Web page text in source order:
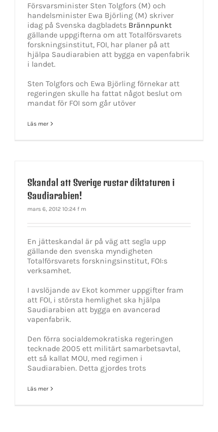
Försvarsminister Sten Tolgfors (M) och
handelsminister Ewa Björling (M) skriver
idag på Svenska dagbladets Brännpunkt
gällande uppgifterna om att Totalförsvarets
forskningsinstitut, FOI, har planer på att
hjälpa Saudiarabien att bygga en vapenfabrik
i landet.
Sten Tolgfors och Ewa Björling förnekar att
regeringen skulle ha fattat något beslut om
mandat för FOI som går utöver
Läs mer
Skandal att Sverige rustar diktaturen i
Saudiarabien!
mars 6, 2012 10:24 f m
En jätteskandal är på väg att segla upp
gällande den svenska myndigheten
Totalförsvarets forskningsinstitut, FOI:s
verksamhet.
I avslöjande av Ekot kommer uppgifter fram
att FOI, i största hemlighet ska hjälpa
Saudiarabien att bygga en avancerad
vapenfabrik.
Den förra socialdemokratiska regeringen
tecknade 2005 ett militärt samarbetsavtal,
ett så kallat MOU, med regimen i
Saudiarabien. Detta gjordes trots
Läs mer